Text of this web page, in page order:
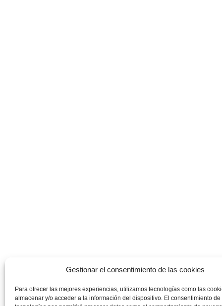
Gestionar el consentimiento de las cookies
Para ofrecer las mejores experiencias, utilizamos tecnologías como las
almacenar y/o acceder a la información del dispositivo. El consentimiento de